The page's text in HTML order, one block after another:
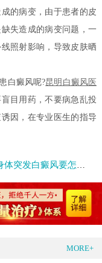
的病变，由于患者的皮
失造成的病变问题，一
照射影响，导致皮肤晒
白癜风呢?昆明白癜风医
目用药，不要病急乱投
因，在专业医生的指导
白癜风要怎么办呢?
MORE+